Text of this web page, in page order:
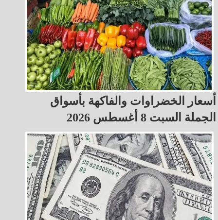
أسعار الخضراوات والفاكهة بأسواق
الجملة السبت 8 أغسطس 2026